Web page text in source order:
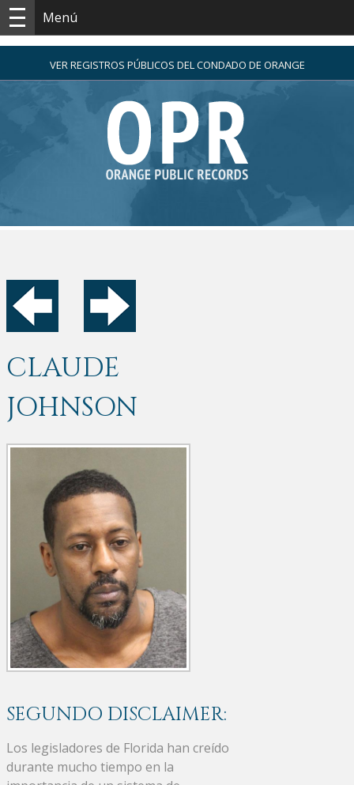
Menú
VER REGISTROS PÚBLICOS DEL CONDADO DE ORANGE
CLAUDE
JOHNSON
SEGUNDO DISCLAIMER:
Los legisladores de Florida han creído
durante mucho tiempo en la